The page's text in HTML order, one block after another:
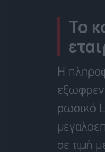
Το
Η
ρωσικό
σε τιμή